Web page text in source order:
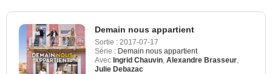
Demain nous appartient
Sortie : 2017-07-17
Série : Demain nous appartient
Avec Ingrid Chauvin Alexandre Brasseur
Julie Debazac